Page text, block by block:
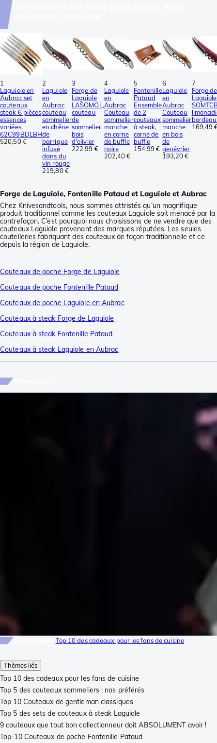
Thèmes liés
Top 10 des cadeaux pour les fans de cuisine
Top 5 des couteaux sommeliers : nos préférés
Top 10 Couteaux de gentleman classiques
Top 5 des sets de couteaux à steak Laguiole
9 couteaux que tout bon collectionneur doit ABSOLUMENT avoir !
Top-10 Couteaux de poche Fontenille Pataud
1
Laguiole en
Aubrac set
couteaux
steak 6 pièces
essences
variées,
62C99BDLBH
520,50 €
2
Laguiole
en
Aubrac
couteau
sommelier
en chêne
de
barrique
infusé
dans du
vin rouge
219,80 €
3
Forge de
Laguiole
LASOMOL,
couteau
de
sommelier,
bois
d'olivier
222,99 €
4
Laguiole
en
Aubrac
Couteau
sommelier
manche
en corne
de buffle
noire
202,40 €
5
Fontenille
Pataud
Ensemble
de 2
couteaux
à steak,
corne de
buffle
154,99 €
6
Laguiole
en
Aubrac
Couteau
sommelier
manche
en bois
de
genévrier
193,20 €
7
Forge de
Laguiole
169,49
Forge de Laguiole, Fontenille Pataud et Laguiole et Aubrac
Chez Knivesandtools, nous sommes attristés qu’un magnifique
produit traditionnel comme les couteaux Laguiole soit menacé par la
contrefaçon. C’est pourquoi nous choisissons de ne vendre que des
couteaux Laguiole provenant des marques réputées. Les seules
coutelleries fabriquant des couteaux de façon traditionnelle et ce
depuis la région de Laguiole.
Couteaux de poche Forge de Laguiole
Couteaux de poche Fontenille Pataud
Couteaux de poche Laguiole en Aubrac
Couteaux à steak Forge de Laguiole
Couteaux à steak Fontenille Pataud
Couteaux à steak Laguiole en Aubrac
Top 10 des cadeaux pour les fans de cuisine